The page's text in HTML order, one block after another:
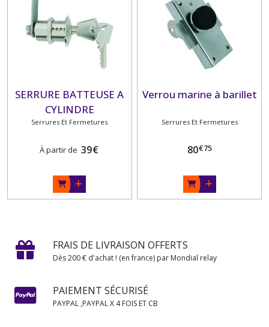
SERRURE BATTEUSE A
CYLINDRE
Serrures Et Fermetures
À partir de 39€
Verrou marine à barillet
Serrures Et Fermetures
80€75
FRAIS DE LIVRAISON OFFERTS
Dès 200 € d'achat ! (en france) par Mondial relay
PAIEMENT SÉCURISÉ
PAYPAL ,PAYPAL X 4 FOIS ET CB